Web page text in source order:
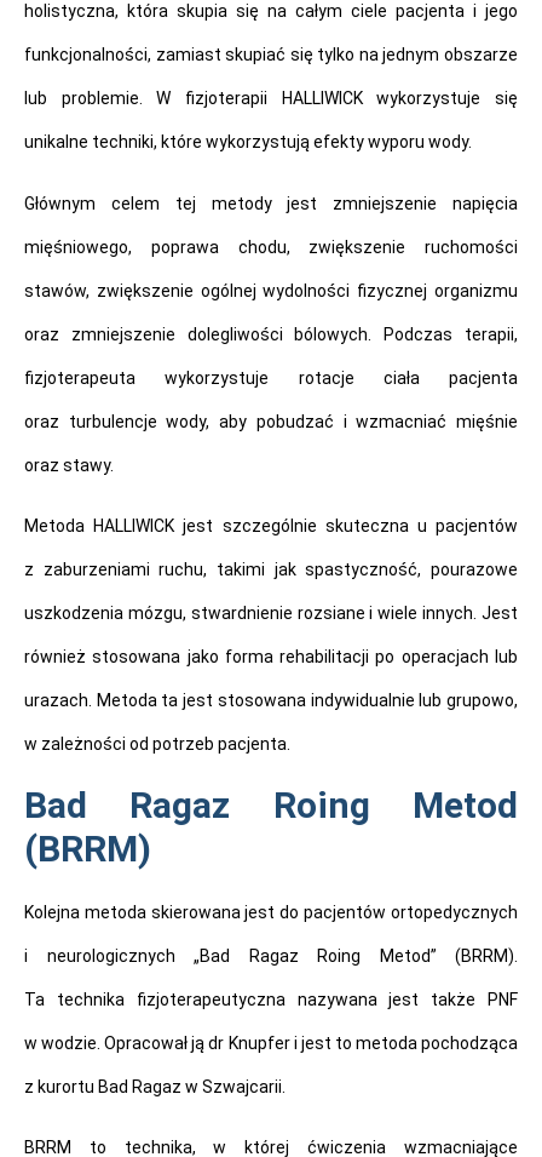
holistyczna, która skupia się na całym ciele pacjenta i jego
funkcjonalności, zamiast skupiać się tylko na jednym obszarze
lub problemie. W fizjoterapii HALLIWICK wykorzystuje się
unikalne techniki, które wykorzystują efekty wyporu wody.
Głównym celem tej metody jest zmniejszenie napięcia
mięśniowego, poprawa chodu, zwiększenie ruchomości
stawów, zwiększenie ogólnej wydolności fizycznej organizmu
oraz zmniejszenie dolegliwości bólowych. Podczas terapii,
fizjoterapeuta wykorzystuje rotacje ciała pacjenta
oraz turbulencje wody, aby pobudzać i wzmacniać mięśnie
oraz stawy.
Metoda HALLIWICK jest szczególnie skuteczna u pacjentów
z zaburzeniami ruchu, takimi jak spastyczność, pourazowe
uszkodzenia mózgu, stwardnienie rozsiane i wiele innych. Jest
również stosowana jako forma rehabilitacji po operacjach lub
urazach. Metoda ta jest stosowana indywidualnie lub grupowo,
w zależności od potrzeb pacjenta.
Bad Ragaz Roing Metod
(BRRM)
Kolejna metoda skierowana jest do pacjentów ortopedycznych
i neurologicznych „Bad Ragaz Roing Metod” (BRRM).
Ta technika fizjoterapeutyczna nazywana jest także PNF
w wodzie. Opracował ją dr Knupfer i jest to metoda pochodząca
z kurortu Bad Ragaz w Szwajcarii.
BRRM to technika, w której ćwiczenia wzmacniające